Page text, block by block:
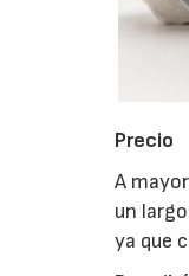
Precio
A
un
ya que